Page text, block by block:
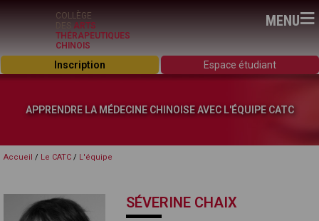
COLLÈGE
DES ARTS
THÉRAPEUTIQUES
CHINOIS
Inscription Espace étudiant
MENU≡
APPRENDRE LA MÉDECINE CHINOISE AVEC L'ÉQUIPE CATC
Accueil / Le CATC / L'équipe
SÉVERINE CHAIX